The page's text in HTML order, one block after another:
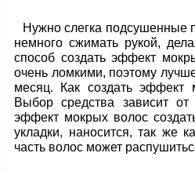
Нужно слегка подсушенные
немного сжимать рукой,
способ создать эффект
очень ломкими, поэтому
месяц. Как создать
Выбор средства зависит
эффект мокрых волос
укладки, наносится, так же
часть волос может